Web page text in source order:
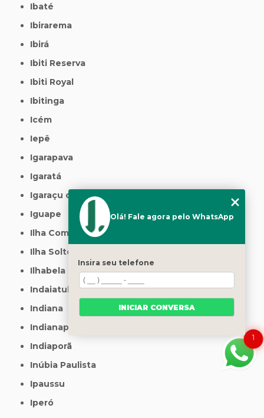
Ibaté
Ibirarema
Ibirá
Ibiti Reserva
Ibiti Royal
Ibitinga
Icém
Iepê
Igarapava
Igaratá
Igaraçu do Tietê
Iguape
Ilha Comprida
Ilha Solteira
Ilhabela
Indaiatuba
Indiana
Indianapolis
Indiaporã
Inúbia Paulista
Ipaussu
Iperó
1
Olá! Fale agora pelo WhatsApp
Insira seu telefone
INICIAR CONVERSA